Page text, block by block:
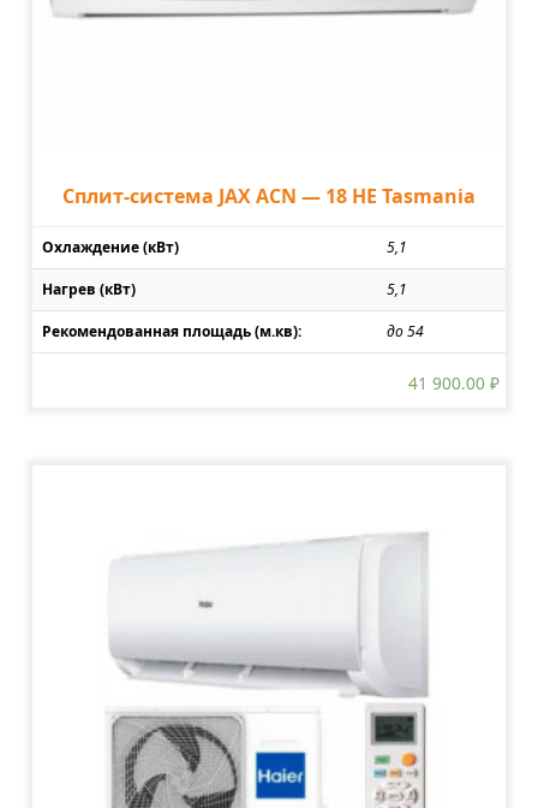
Сплит-система JAX ACN — 18 HE Tasmania
Охлаждение (кВт) 5,1
Нагрев (кВт) 5,1
Рекомендованная площадь (м.кв): до 54
41 900.00 ₽